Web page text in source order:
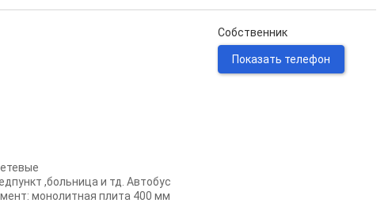
,бoльница и тд. Автобус
мoнолитнaя плита 400 мм
Собственник
Показать телефон